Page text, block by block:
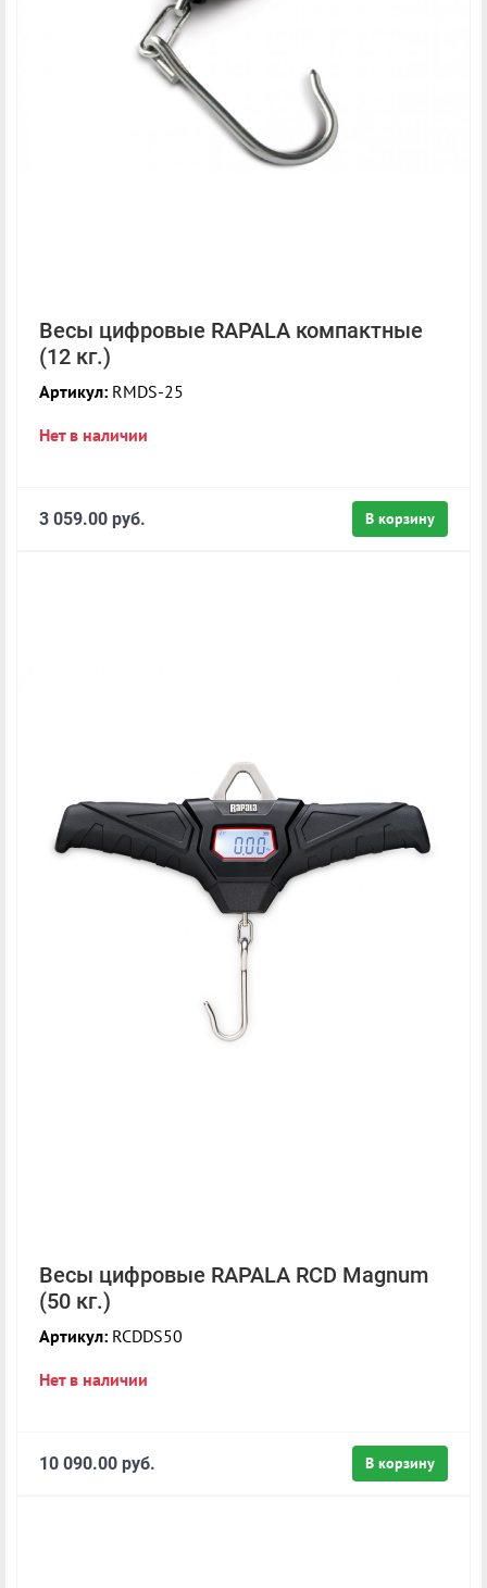
Весы цифровые RAPALA компактные
(12 кг.)
Артикул: RMDS-25
Нет в наличии
В корзину
3 059.00 руб.
Весы цифровые RAPALA RCD Magnum
(50 кг.)
Артикул: RCDDS50
Нет в наличии
В корзину
10 090.00 руб.